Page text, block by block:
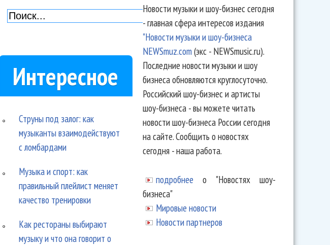
Интересное
Струны под залог: как
музыканты взаимодействуют
с ломбардами
Музыка и спорт: как
правильный плейлист меняет
качество тренировки
Как рестораны выбирают
музыку и что она говорит о
Новости музыки и шоу-бизнес сегодня
- главная сфера интересов издания
"Новости музыки и шоу-бизнеса
NEWSmuz.com(экс - NEWSmusic.ru).
Последние новости музыки и шоу
бизнеса обновляются круглосуточно.
Российский шоу-бизнес и артисты
шоу-бизнеса - вы можете читать
новости шоу-бизнеса России сегодня
на сайте. Сообщить о новостях
сегодня - наша работа.
подробнее о "Новостях шоу-
бизнеса"
Мировые новости
Новости партнеров